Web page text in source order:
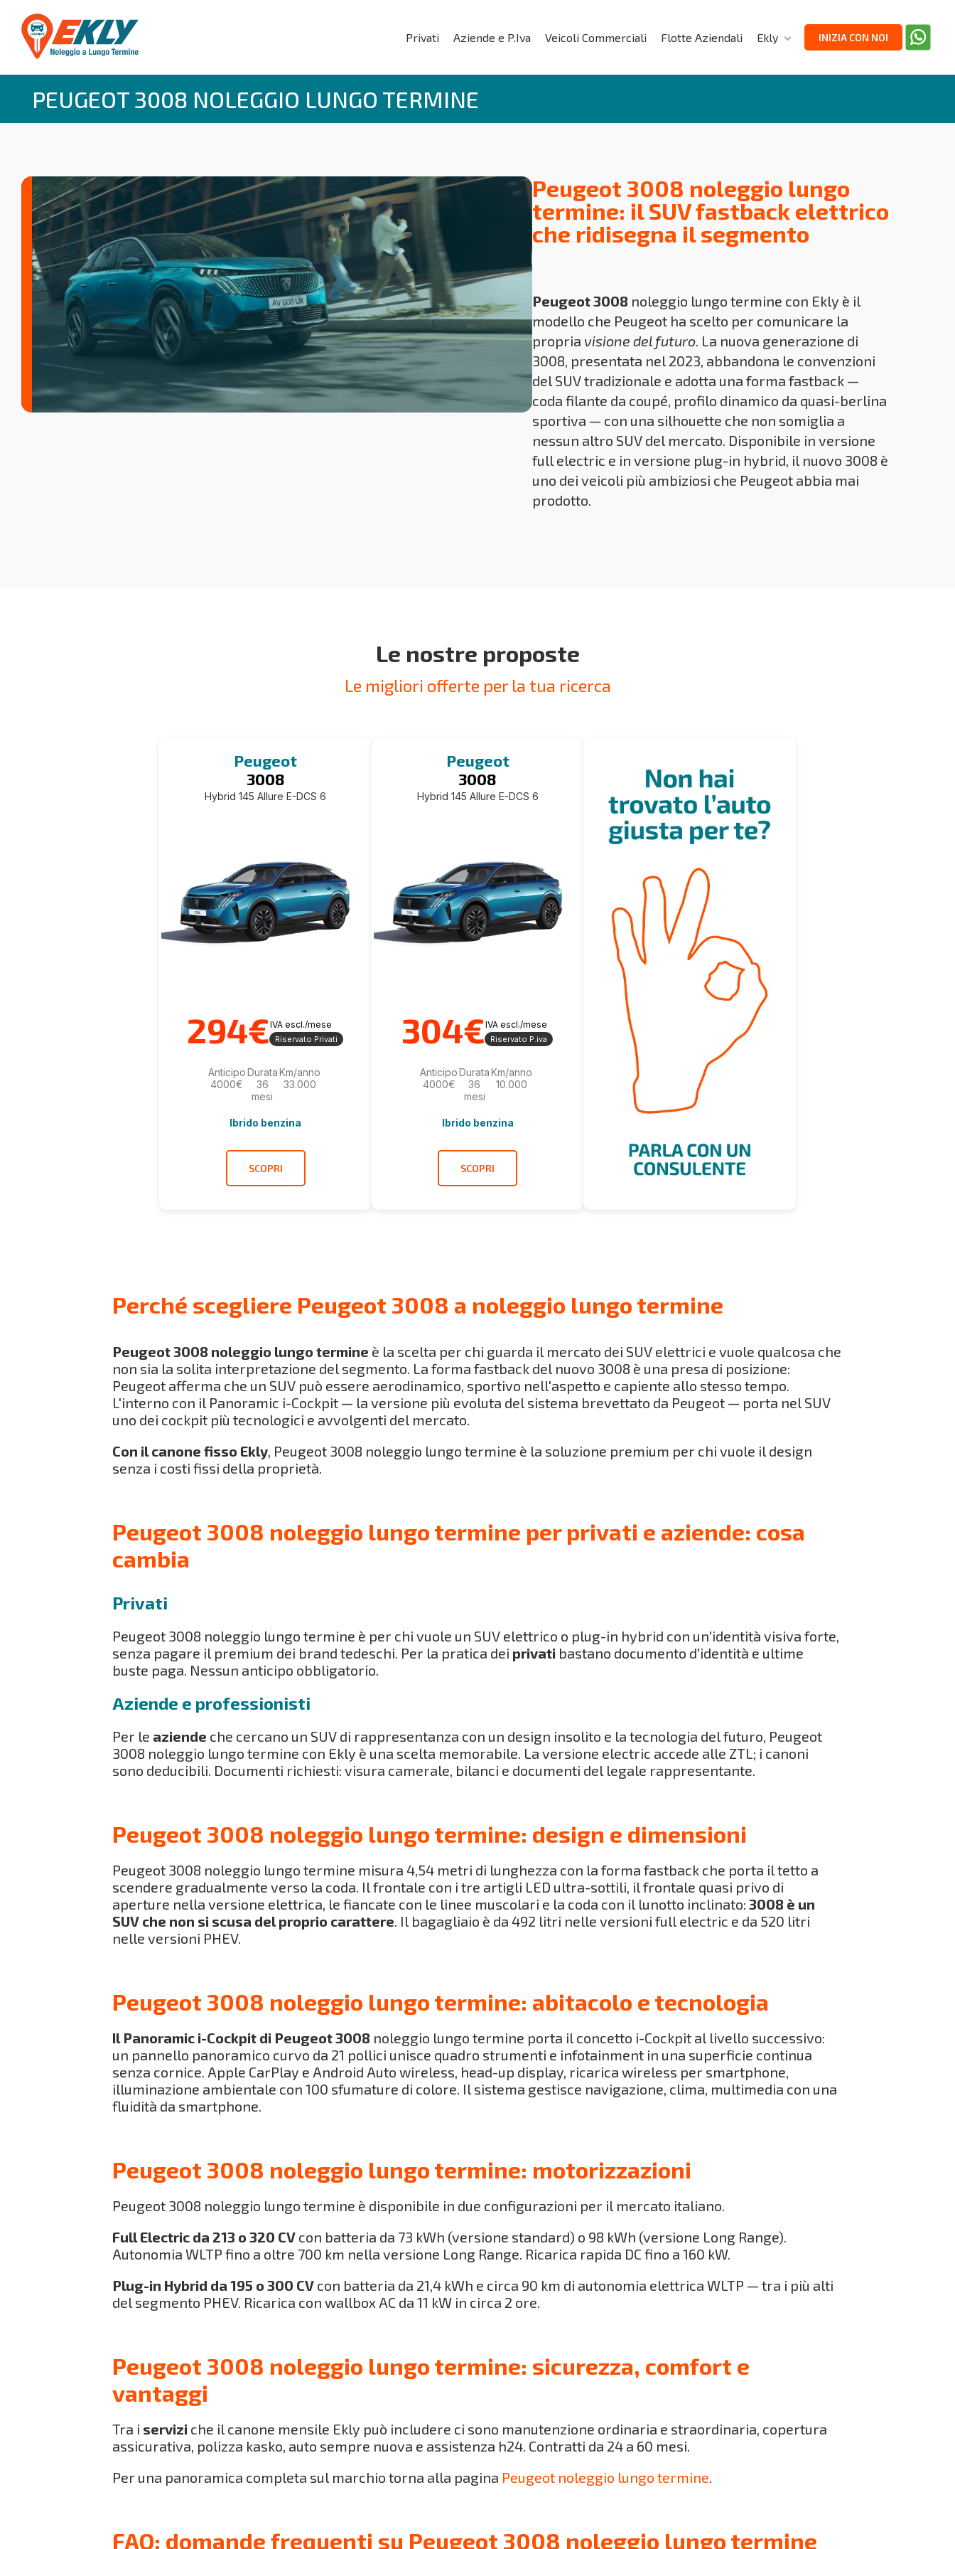
Privati Aziende e P.Iva Veicoli Commerciali Flotte Aziendali Ekly INIZIA CON NOI
PEUGEOT 3008 NOLEGGIO LUNGO TERMINE
Peugeot 3008 noleggio lungo
termine: il SUV fastback elettrico
che ridisegna il segmento
Peugeot 3008 noleggio lungo termine con Ekly è il
modello che Peugeot ha scelto per comunicare la
propria visione del futuro. La nuova generazione di
3008, presentata nel 2023, abbandona le convenzioni
del SUV tradizionale e adotta una forma fastback —
coda filante da coupé, profilo dinamico da quasi-berlina
sportiva — con una silhouette che non somiglia a
nessun altro SUV del mercato. Disponibile in versione
full electric e in versione plug-in hybrid, il nuovo 3008 è
uno dei veicoli più ambiziosi che Peugeot abbia mai
prodotto.
Le nostre proposte
Le migliori offerte per la tua ricerca
Peugeot
3008
Hybrid 145 Allure E-DCS 6
294€IVA escl./mese
Riservato Privati
Anticipo
4000€
Durata
36
mesi
Km/anno
33.000
Ibrido benzina
SCOPRI
Peugeot
3008
Hybrid 145 Allure E-DCS 6
304€IVA escl./mese
Riservato P.iva
Anticipo
4000€
Durata
36
mesi
Km/anno
10.000
Ibrido benzina
SCOPRI
Perché scegliere Peugeot 3008 a noleggio lungo termine
Peugeot 3008 noleggio lungo termine è la scelta per chi guarda il mercato dei SUV elettrici e vuole qualcosa che
non sia la solita interpretazione del segmento. La forma fastback del nuovo 3008 è una presa di posizione:
Peugeot afferma che un SUV può essere aerodinamico, sportivo nell'aspetto e capiente allo stesso tempo.
L'interno con il Panoramic i-Cockpit — la versione più evoluta del sistema brevettato da Peugeot — porta nel SUV
uno dei cockpit più tecnologici e avvolgenti del mercato.
Con il canone fisso Ekly, Peugeot 3008 noleggio lungo termine è la soluzione premium per chi vuole il design
senza i costi fissi della proprietà.
Peugeot 3008 noleggio lungo termine per privati e aziende: cosa
cambia
Privati
Peugeot 3008 noleggio lungo termine è per chi vuole un SUV elettrico o plug-in hybrid con un'identità visiva forte,
senza pagare il premium dei brand tedeschi. Per la pratica dei privati bastano documento d'identità e ultime
buste paga. Nessun anticipo obbligatorio.
Aziende e professionisti
Per le aziende che cercano un SUV di rappresentanza con un design insolito e la tecnologia del futuro, Peugeot
3008 noleggio lungo termine con Ekly è una scelta memorabile. La versione electric accede alle ZTL; i canoni
sono deducibili. Documenti richiesti: visura camerale, bilanci e documenti del legale rappresentante.
Peugeot 3008 noleggio lungo termine: design e dimensioni
Peugeot 3008 noleggio lungo termine misura 4,54 metri di lunghezza con la forma fastback che porta il tetto a
scendere gradualmente verso la coda. Il frontale con i tre artigli LED ultra-sottili, il frontale quasi privo di
aperture nella versione elettrica, le fiancate con le linee muscolari e la coda con il lunotto inclinato:3008 è un
SUV che non si scusa del proprio carattere. Il bagagliaio è da 492 litri nelle versioni full electric e da 520 litri
nelle versioni PHEV.
Peugeot 3008 noleggio lungo termine: abitacolo e tecnologia
Il Panoramic i-Cockpit di Peugeot 3008 noleggio lungo termine porta il concetto i-Cockpit al livello successivo:
un pannello panoramico curvo da 21 pollici unisce quadro strumenti e infotainment in una superficie continua
senza cornice. Apple CarPlay e Android Auto wireless, head-up display, ricarica wireless per smartphone,
illuminazione ambientale con 100 sfumature di colore. Il sistema gestisce navigazione, clima, multimedia con una
fluidità da smartphone.
Peugeot 3008 noleggio lungo termine: motorizzazioni
Peugeot 3008 noleggio lungo termine è disponibile in due configurazioni per il mercato italiano.
Full Electric da 213 o 320 CV con batteria da 73 kWh (versione standard) o 98 kWh (versione Long Range).
Autonomia WLTP fino a oltre 700 km nella versione Long Range. Ricarica rapida DC fino a 160 kW.
Plug-in Hybrid da 195 o 300 CV con batteria da 21,4 kWh e circa 90 km di autonomia elettrica WLTP — tra i più alti
del segmento PHEV. Ricarica con wallbox AC da 11 kW in circa 2 ore.
Peugeot 3008 noleggio lungo termine: sicurezza, comfort e
vantaggi
Tra i servizi che il canone mensile Ekly può includere ci sono manutenzione ordinaria e straordinaria, copertura
assicurativa, polizza kasko, auto sempre nuova e assistenza h24. Contratti da 24 a 60 mesi.
Per una panoramica completa sul marchio torna alla pagina Peugeot noleggio lungo termine.
FAQ: domande frequenti su Peugeot 3008 noleggio lungo termine